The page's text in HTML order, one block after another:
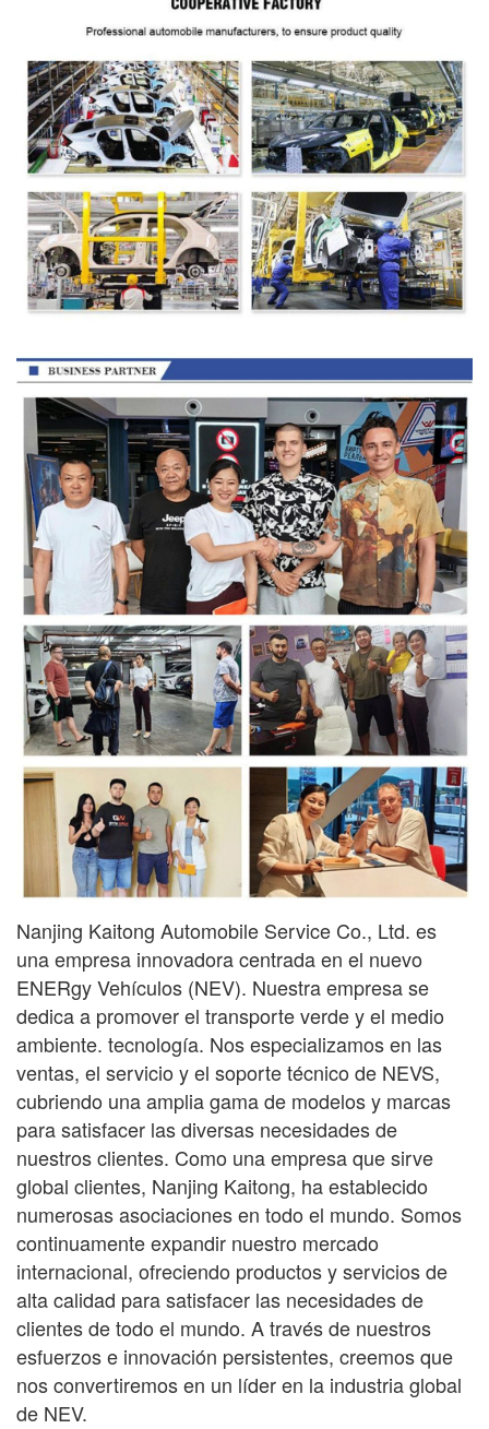
Nanjing Kaitong Automobile Service Co., Ltd. es
una empresa innovadora centrada en el nuevo
ENERgyVehículos (NEV). Nuestra empresa se
dedica a promover el transporte verde y el medio
ambiente. tecnología. Nos especializamos en las
ventas, el servicio y el soporte técnico de NEVS,
cubriendo una amplia gamade modelos y marcas
para satisfacer las diversas necesidades de
nuestros clientes. Como una empresa que sirve
global clientes, Nanjing Kaitong, ha establecido
numerosas asociaciones en todo el mundo. Somos
continuamenteexpandir nuestro mercado
internacional, ofreciendo productos y servicios de
alta calidad para satisfacer las necesidades de
clientes de todo el mundo. A través de nuestros
esfuerzos e innovación persistentes, creemos que
nos convertiremos en un líder en la industria global
de NEV.